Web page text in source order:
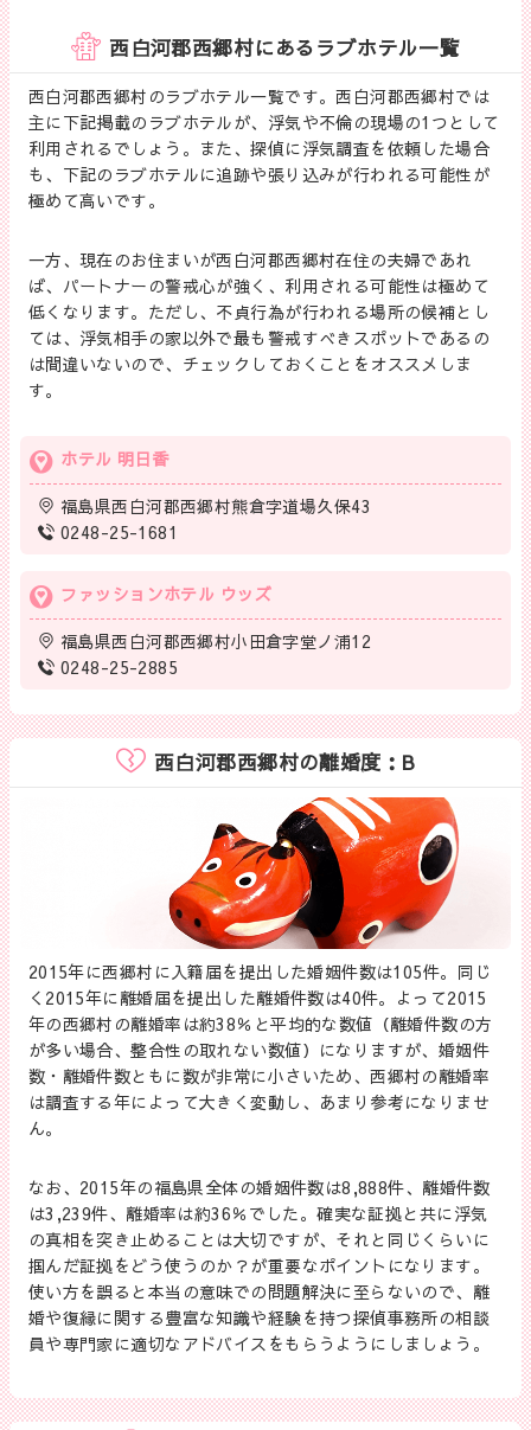
西白河郡西郷村にあるラブホテル一覧
西白河郡西郷村のラブホテル一覧です。西白河郡西郷村では
主に下記掲載のラブホテルが、浮気や不倫の現場の1つとして
利用されるでしょう。また、探偵に浮気調査を依頼した場合
も、下記のラブホテルに追跡や張り込みが行われる可能性が
極めて高いです。
一方、現在のお住まいが西白河郡西郷村在住の夫婦であれ
ば、パートナーの警戒心が強く、利用される可能性は極めて
低くなります。ただし、不貞行為が行われる場所の候補とし
ては、浮気相手の家以外で最も警戒すべきスポットであるの
は間違いないので、チェックしておくことをオススメしま
す。
ホテル 明日香
福島県西白河郡西郷村熊倉字道場久保43
0248-25-1681
ファッションホテル ウッズ
福島県西白河郡西郷村小田倉字堂ノ浦12
0248-25-2885
西白河郡西郷村の離婚度：B
2015年に西郷村に入籍届を提出した婚姻件数は105件。同じ
く2015年に離婚届を提出した離婚件数は40件。よって2015
年の西郷村の離婚率は約38％と平均的な数値（離婚件数の方
が多い場合、整合性の取れない数値）になりますが、婚姻件
数・離婚件数ともに数が非常に小さいため、西郷村の離婚率
は調査する年によって大きく変動し、あまり参考になりませ
ん。
なお、2015年の福島県全体の婚姻件数は8,888件、離婚件数
は3,239件、離婚率は約36％でした。確実な証拠と共に浮気
の真相を突き止めることは大切ですが、それと同じくらいに
掴んだ証拠をどう使うのか？が重要なポイントになります。
使い方を誤ると本当の意味での問題解決に至らないので、離
婚や復縁に関する豊富な知識や経験を持つ探偵事務所の相談
員や専門家に適切なアドバイスをもらうようにしましょう。